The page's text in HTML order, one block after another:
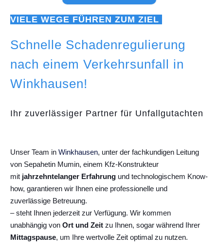
VIELE WEGE FÜHREN ZUM ZIEL
Schnelle Schadenregulierung
nach einem Verkehrsunfall in
Winkhausen!
Ihr zuverlässiger Partner für Unfallgutachten
Unser Team in Winkhausen, unter der fachkundigen Leitung
von Sepahetin Mumin, einem Kfz-Konstrukteur
mit jahrzehntelanger Erfahrung und technologischem Know-
how, garantieren wir Ihnen eine professionelle und
zuverlässige Betreuung.
– steht Ihnen jederzeit zur Verfügung. Wir kommen
unabhängig von Ort und Zeit zu Ihnen, sogar während Ihrer
Mittagspause, um Ihre wertvolle Zeit optimal zu nutzen.